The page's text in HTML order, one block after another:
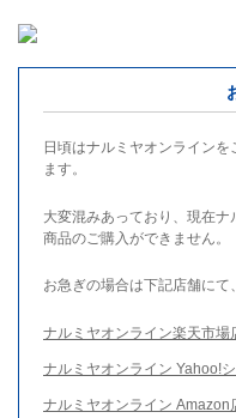
日頃はナルミヤオンライン
ます。
大変混みあっており、現在
商品のご購入ができません。
お急ぎの場合は下記店舗にて
ナルミヤオンライン楽天市場
ナルミヤオンライン Yahoo!
ナルミヤオンライン Amazon